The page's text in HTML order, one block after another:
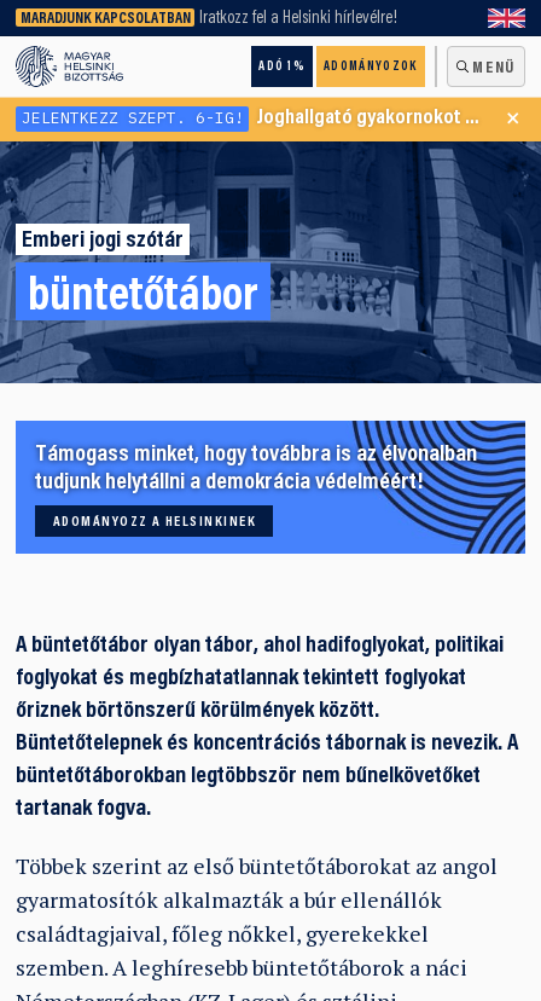
MARADJUNK KAPCSOLATBAN Iratkozz fel a Helsinki hírlevélre!
ADÓ 1% ADOMÁNYOZOK MENÜ
keresőnket!
JELENTKEZZ SZEPT. 6-IG! Joghallgató gyakornokot keresünk Menekültügyi Programunkba ×
Emberi jogi szótár
büntetőtábor
Támogass minket, hogy továbbra is az élvonalban
tudjunk helytállni a demokrácia védelméért!
ADOMÁNYOZZ A HELSINKINEK
A büntetőtábor olyan tábor, ahol hadifoglyokat, politikai
foglyokat és megbízhatatlannak tekintett foglyokat
őriznek börtönszerű körülmények között.
Büntetőtelepnek és koncentrációs tábornak is nevezik. A
büntetőtáborokban legtöbbször nem bűnelkövetőket
tartanak fogva.
Többek szerint az első büntetőtáborokat az angol
gyarmatosítók alkalmazták a búr ellenállók
családtagjaival, főleg nőkkel, gyerekekkel
szemben. A leghíresebb büntetőtáborok a náci